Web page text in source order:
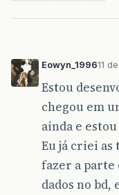
Eowyn_199611
Estou
chegou em
ainda e
Eu já criei as
fazer a parte
dados no bd,